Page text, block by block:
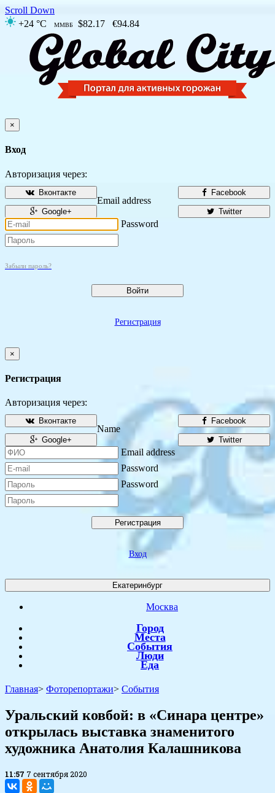
Scroll Down
+24 °C
ММВБ $82.17 €94.84
×
Вход
Авторизация через:
Facebook
Вконтакте
Twitter
Google+
Email address
Password
Забыли пароль?
Войти
Регистрация
×
Регистрация
Авторизация через:
Facebook
Вконтакте
Twitter
Google+
Name
Email address
Password
Password
Регистрация
Вход
Екатеринбург
Москва
Город
Места
События
Люди
Еда
Главная> Фоторепортажи> События
Уральский ковбой: в «Синара центре»
открылась выставка знаменитого
художника Анатолия Калашникова
11:57 7 сентября 2020